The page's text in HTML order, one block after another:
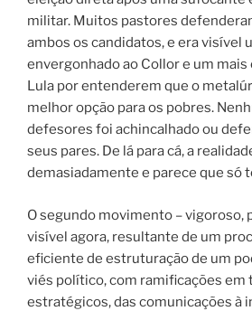
militar. Muitos pastores
ambos os candidatos, e era visível
envergonhado ao Collor e um
Lula por entenderem que o
melhor opção para os pobres.
defesores foi achincalhado ou
seus pares. De lá para cá, a
demasiadamente e parece que só
O segundo movimento –
visível agora, resultante de um
eficiente de estruturação de um
viés político, com ramificações em
estratégicos, das comunicações à